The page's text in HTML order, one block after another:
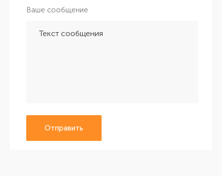
Ваше сообщение
Отправить